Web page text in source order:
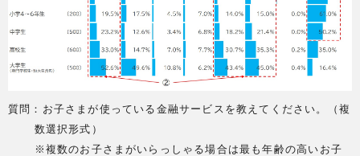
質問：お子さまが使っている金融サービスを教えてください。（複
数選択形式）
※複数のお子さまがいらっしゃる場合は最も年齢の高いお子